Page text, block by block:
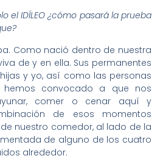
el IDÍLEO ¿cómo pasará la prueba
Como nació dentro de nuestra
de y en ella. Sus permanentes
y yo, así como las personas
convocado a que nos
comer o cenar aquí y
de esos momentos
nuestro comedor, al lado de la
de alguno de los cuatro
alrededor.